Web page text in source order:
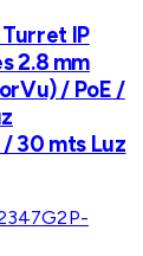
IP
2.8 mm
/ PoE /
30 mts Luz